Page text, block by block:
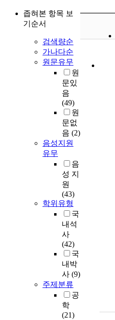
좁혀본 항목 보
기순서
검색량순
가나다순
원문유무
원
문있
음
(49)
원
문없
음 (2)
음성지원
유무
음
성 지
원
(43)
학위유형
국
내석
사
(42)
국
내박
사 (9)
주제분류
공
학
(21)